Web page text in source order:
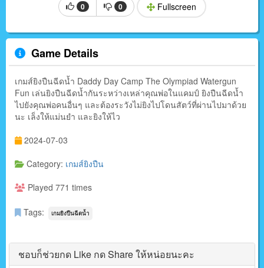
0 0 Fullscreen
Game Details
เกมส์ยิงปืนฉีดน้ำ Daddy Day Camp The Olympiad Watergun
Fun เล่นยิงปืนฉีดน้ำกันระหว่างเหล่าคุณพ่อในแคมป์ ยิงปืนฉีดน้ำ
ไปยังคุณพ่อคนอื่นๆ และต้องระวังไม่ยิงไปโดนสัตว์ที่ผ่านไปมาด้วย
นะ เล็งให้แม่นยำ และยิงให้ไว
2024-07-03
Category: เกมส์ยิงปืน
Played 771 times
Tags: เกมยิงปืนฉีดน้ำ
ชอบก็ช่วยกด Like กด Share ให้หน่อยนะคะ